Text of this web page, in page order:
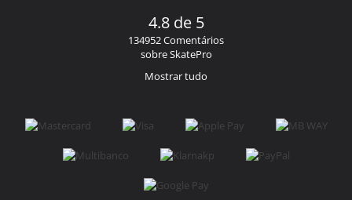
4.8 de 5
134952 Comentários
sobre SkatePro
Mostrar tudo